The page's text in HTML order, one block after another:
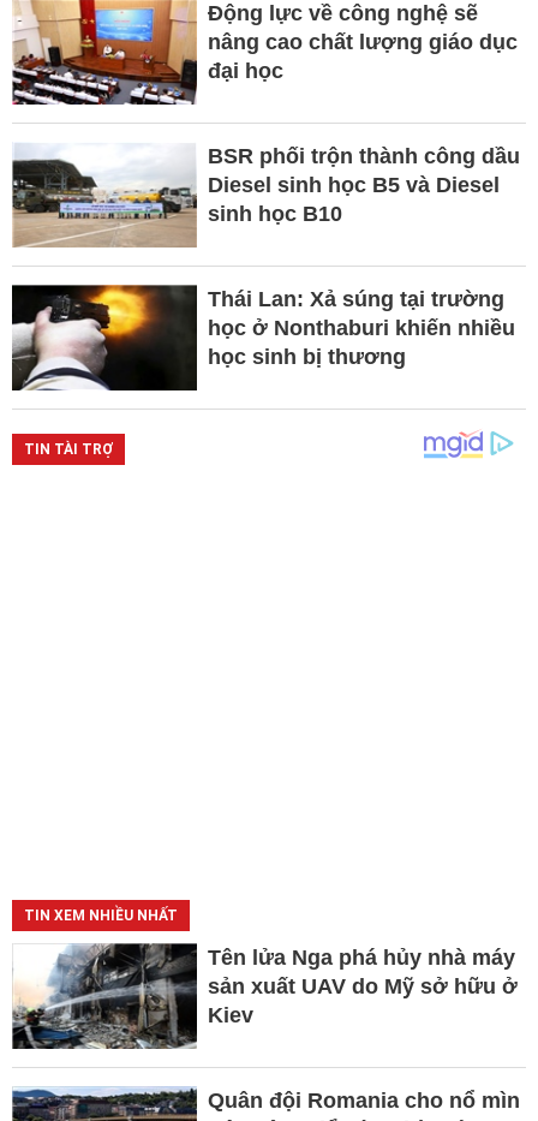
Động lực về công nghệ sẽ
nâng cao chất lượng giáo dục
đại học
BSR phối trộn thành công dầu
Diesel sinh học B5 và Diesel
sinh học B10
Thái Lan: Xả súng tại trường
học ở Nonthaburi khiến nhiều
học sinh bị thương
TIN XEM NHIỀU NHẤT
Tên lửa Nga phá hủy nhà máy
sản xuất UAV do Mỹ sở hữu ở
Kiev
Quân đội Romania cho nổ mìn